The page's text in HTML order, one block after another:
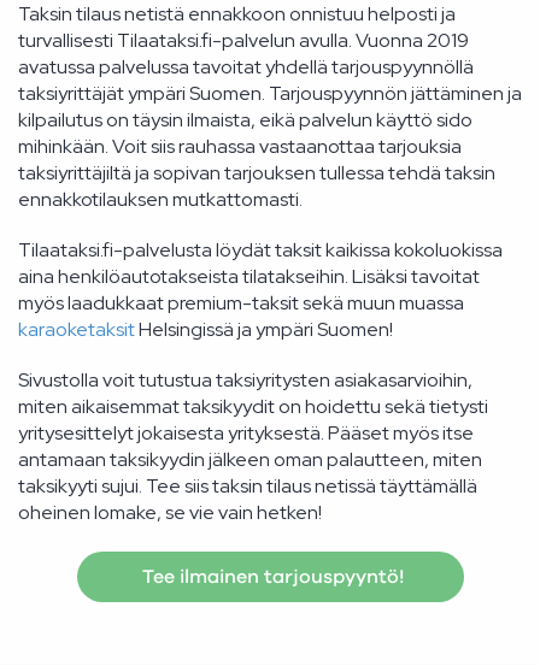
Taksin tilaus netistä ennakkoon onnistuu helposti ja
turvallisesti Tilaataksi.fi-palvelun avulla. Vuonna 2019
avatussa palvelussa tavoitat yhdellä tarjouspyynnöllä
taksiyrittäjät ympäri Suomen. Tarjouspyynnön jättäminen ja
kilpailutus on täysin ilmaista, eikä palvelun käyttö sido
mihinkään. Voit siis rauhassa vastaanottaa tarjouksia
taksiyrittäjiltä ja sopivan tarjouksen tullessa tehdä taksin
ennakkotilauksen mutkattomasti.
Tilaataksi.fi-palvelusta löydät taksit kaikissa kokoluokissa
aina henkilöautotakseista tilatakseihin. Lisäksi tavoitat
myös laadukkaat premium-taksit sekä muun muassa
karaoketaksitHelsingissä ja ympäri Suomen!
Sivustolla voit tutustua taksiyritysten asiakasarvioihin,
miten aikaisemmat taksikyydit on hoidettu sekä tietysti
yritysesittelyt jokaisesta yrityksestä. Pääset myös itse
antamaan taksikyydin jälkeen oman palautteen, miten
taksikyyti sujui. Tee siis taksin tilaus netissä täyttämällä
oheinen lomake, se vie vain hetken!
Tee ilmainen tarjouspyyntö!